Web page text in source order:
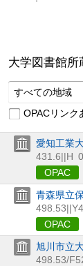
大学図書館
すべての地域
OPACリンク
愛知工業
431.6||H
OPAC
青森県立
OPAC
旭川市立
498.53/